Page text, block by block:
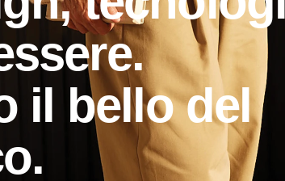
il bello del